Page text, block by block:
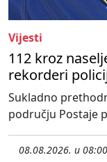
Vijesti
112 kroz
rekorderi
Sukladno
području Postaje
08.08.2026. u 08:00